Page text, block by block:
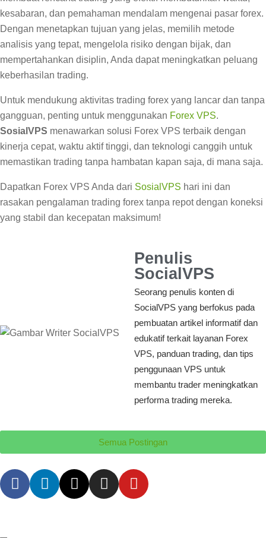
kesabaran, dan pemahaman mendalam mengenai pasar forex.
Dengan menetapkan tujuan yang jelas, memilih metode
analisis yang tepat, mengelola risiko dengan bijak, dan
mempertahankan disiplin, Anda dapat meningkatkan peluang
keberhasilan trading.
Untuk mendukung aktivitas trading forex yang lancar dan tanpa
gangguan, penting untuk menggunakan Forex VPS.
SosialVPS menawarkan solusi Forex VPS terbaik dengan
kinerja cepat, waktu aktif tinggi, dan teknologi canggih untuk
memastikan trading tanpa hambatan kapan saja, di mana saja.
Dapatkan Forex VPS Anda dari SosialVPS hari ini dan
rasakan pengalaman trading forex tanpa repot dengan koneksi
yang stabil dan kecepatan maksimum!
Penulis
SocialVPS
Seorang penulis konten di
SocialVPS yang berfokus pada
pembuatan artikel informatif dan
edukatif terkait layanan Forex
VPS, panduan trading, dan tips
penggunaan VPS untuk
membantu trader meningkatkan
performa trading mereka.
Semua Postingan